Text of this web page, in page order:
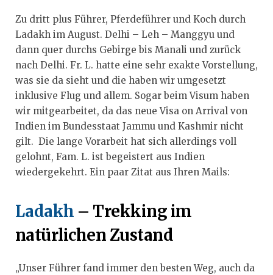
Zu dritt plus Führer, Pferdeführer und Koch durch
Ladakh im August. Delhi – Leh – Manggyu und
dann quer durchs Gebirge bis Manali und zurück
nach Delhi. Fr. L. hatte eine sehr exakte Vorstellung,
was sie da sieht und die haben wir umgesetzt
inklusive Flug und allem. Sogar beim Visum haben
wir mitgearbeitet, da das neue Visa on Arrival von
Indien im Bundesstaat Jammu und Kashmir nicht
gilt. Die lange Vorarbeit hat sich allerdings voll
gelohnt, Fam. L. ist begeistert aus Indien
wiedergekehrt. Ein paar Zitat aus Ihren Mails:
Ladakh – Trekking im
natürlichen Zustand
„Unser Führer fand immer den besten Weg, auch da